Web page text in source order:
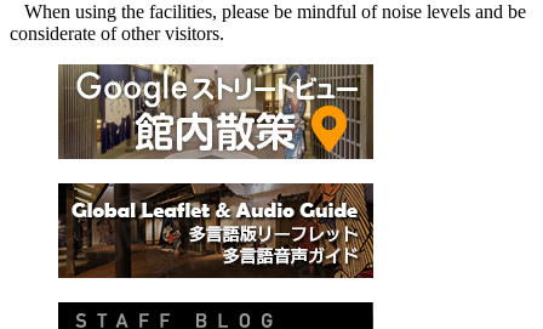
When using the facilities, please be mindful of noise levels and be
considerate of other visitors.